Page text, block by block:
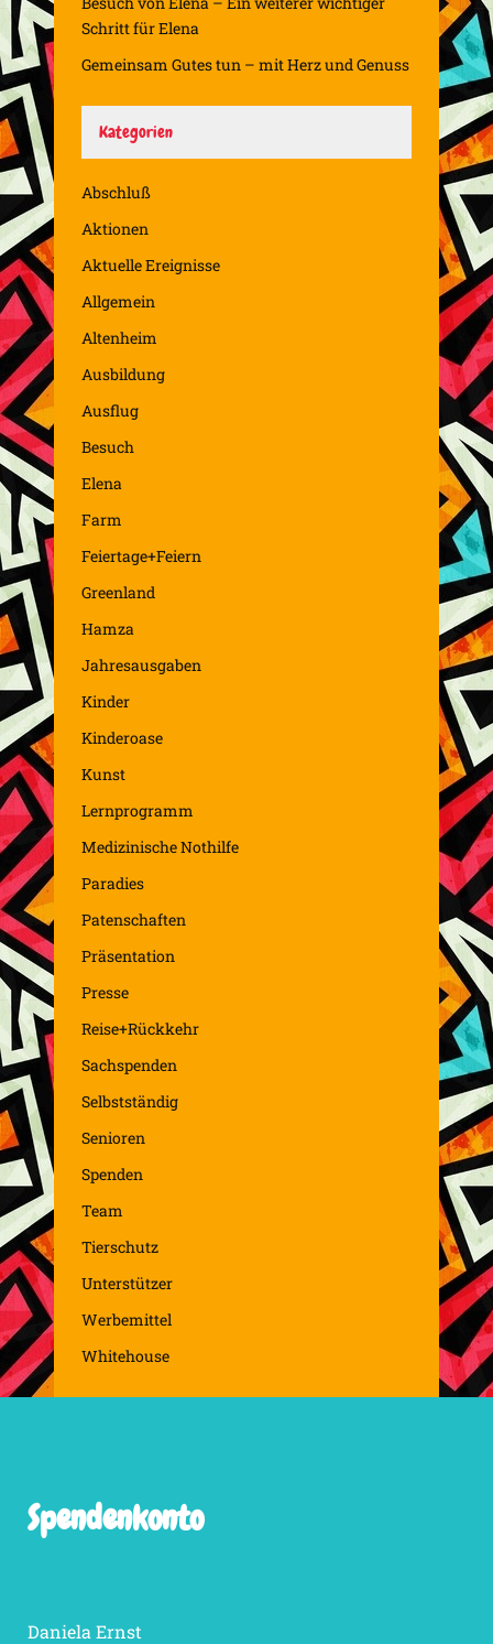
Schritt für Elena
Gemeinsam Gutes tun – mit Herz und Genuss
Kategorien
Abschluß
Aktionen
Aktuelle Ereignisse
Allgemein
Altenheim
Ausbildung
Ausflug
Besuch
Elena
Farm
Feiertage+Feiern
Greenland
Hamza
Jahresausgaben
Kinder
Kinderoase
Kunst
Lernprogramm
Medizinische Nothilfe
Paradies
Patenschaften
Präsentation
Presse
Reise+Rückkehr
Sachspenden
Selbstständig
Senioren
Spenden
Team
Tierschutz
Unterstützer
Werbemittel
Whitehouse
Spendenkonto
Daniela Ernst